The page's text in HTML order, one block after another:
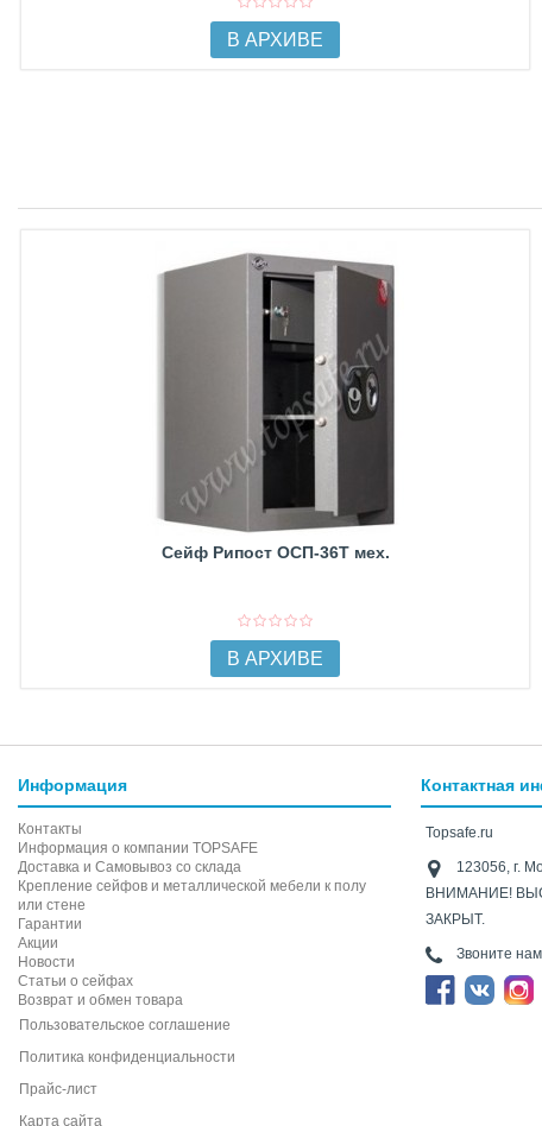
В АРХИВЕ
Сейф Рипост ОСП-36Т мех.
В АРХИВЕ
Информация
Контакты
Информация о компании TOPSAFE
Доставка и Самовывоз со склада
Крепление сейфов и металлической мебели к полу
или стене
Гарантии
Акции
Новости
Статьи о сейфах
Возврат и обмен товара
Пользовательское соглашение
Политика конфиденциальности
Прайс-лист
Карта сайта
Контактная
Topsafe.ru
123056, г.
ВНИМАНИЕ!
ЗАКРЫТ.
Звоните